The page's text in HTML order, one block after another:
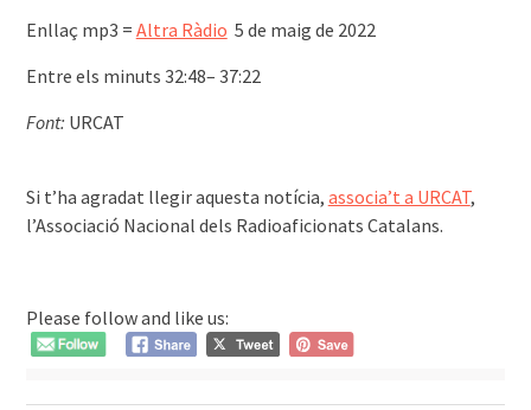
Enllaç mp3 = Altra Ràdio 5 de maig de 2022
Entre els minuts 32:48– 37:22
Font: URCAT
Si t’ha agradat llegir aquesta notícia, associa’t a URCAT,
l’Associació Nacional dels Radioaficionats Catalans.
Please follow and like us: